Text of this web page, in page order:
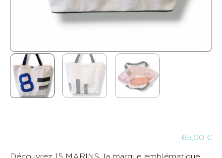
65,00 €